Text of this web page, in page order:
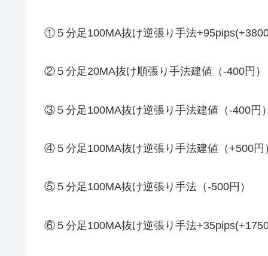
①５分足100MA抜け逆張り手法+95pips(+3800
②５分足20MA抜け順張り手法建値（-400円）
③５分足100MA抜け逆張り手法建値（-400円）
④５分足100MA抜け逆張り手法建値（+500円
⑤５分足100MA抜け逆張り手法（-500円）
⑥５分足100MA抜け逆張り手法+35pips(+1750